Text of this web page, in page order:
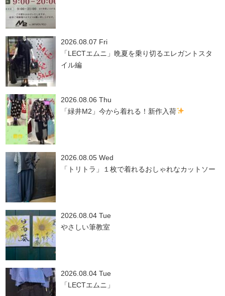
2026.08.07 Fri
「LECTエムニ」晩夏を乗り切るエレガントスタ
イル編
2026.08.06 Thu
「緑井M2」今から着れる！新作入荷
2026.08.05 Wed
「トリトラ」１枚で着れるおしゃれなカットソー
2026.08.04 Tue
やさしい筆教室
2026.08.04 Tue
「LECTエムニ」